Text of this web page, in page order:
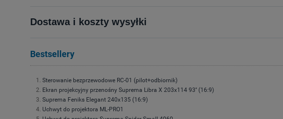
Dostawa i koszty wysyłki
Bestsellery
Sterowanie bezprzewodowe RC-01 (pilot+odbiornik)
Ekran projekcyjny przenośny Suprema Libra X 203x114 93'' (16:9)
Suprema Feniks Elegant 240x135 (16:9)
Uchwyt do projektora ML-PRO1